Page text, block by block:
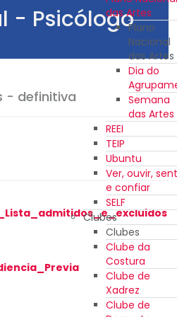
das Artes
Plano
Nacional
das Artes
Dia do
Semana
das Artes
REEI
TEIP
Ubuntu
Ver, ouvir,
e confiar
SELF
Clubes
Clubes
Clube da
Costura
Clube de
Xadrez
Clube de
- Psicólogo
- definitiva
_Lista_admitidos_e_excluidos